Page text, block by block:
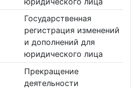
Государственная
регистрация изменений
и дополнений для
юридического лица
Прекращение
деятельности